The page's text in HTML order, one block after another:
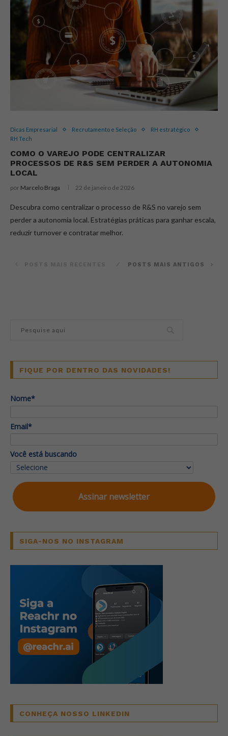
Dicas Empresarial Recrutamento e Seleção
RH estratégico
RH Tech
COMO O VAREJO PODE CENTRALIZAR
PROCESSOS DE R&S SEM PERDER A AUTONOMIA
LOCAL
por Marcelo Braga 22 de janeiro de 2026
Descubra como centralizar o processo de R&S no varejo sem
perder a autonomia local. Estratégias práticas para ganhar escala,
reduzir turnover e contratar melhor.
POSTS MAIS ANTIGOS
FIQUE POR DENTRO DAS NOVIDADES!
Nome*
Email*
Você está buscando
Assinar newsletter
SIGA-NOS NO INSTAGRAM
CONHEÇA NOSSO LINKEDIN